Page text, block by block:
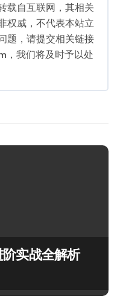
载自互联网，其相关
权威，不代表本站立
题，请提交相关链接
，我们将及时予以处
实战全解析